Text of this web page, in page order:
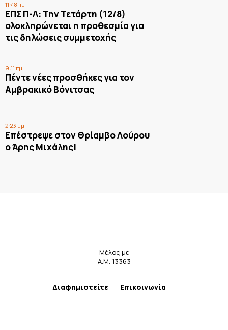
11:48 πμ
ΕΠΣ Π-Λ: Την Τετάρτη (12/8)
ολοκληρώνεται η προθεσμία για
τις δηλώσεις συμμετοχής
9:11 πμ
Πέντε νέες προσθήκες για τον
Αμβρακικό Βόνιτσας
2:23 μμ
Επέστρεψε στον Θρίαμβο Λούρου
ο Άρης Μιχάλης!
Μέλος με
Α.Μ. 13363
Διαφημιστείτε Επικοινωνία